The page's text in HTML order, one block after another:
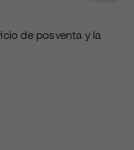
de posventa y la